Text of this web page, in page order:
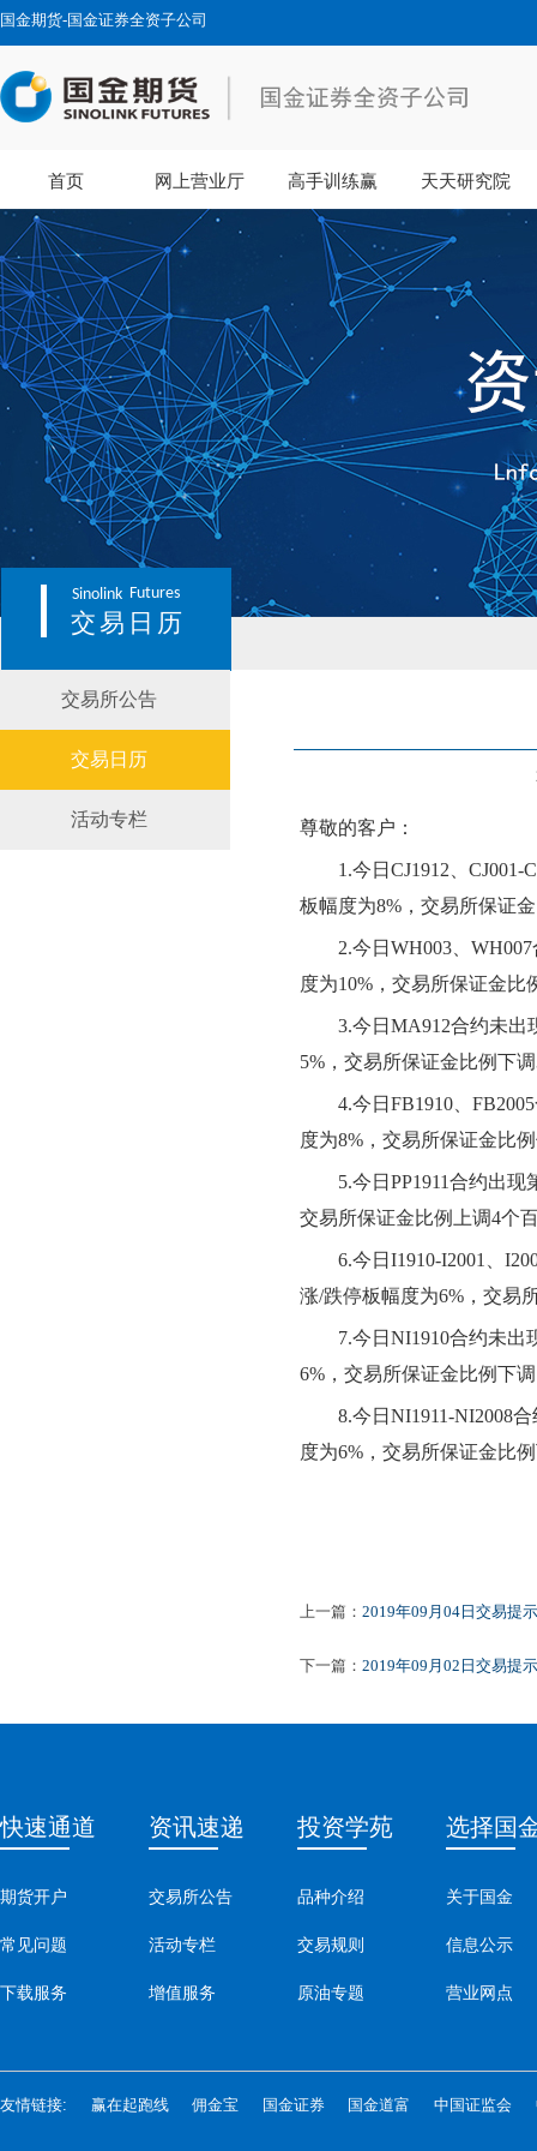
国金期货-国金证券全资子公司
首页 网上营业厅 高手训练赢 天天研究院
Sinolink Futures
交易日历
交易所公告
交易日历
活动专栏 尊敬的客户：
1.今日 CJ1912、CJ001-
板幅度为8%，交易所保证
2.今日 WH003、WH007
度为10%，交易所保证金比
3.今日 MA912合约未出
5%，交易所保证金比例下调
4.今日 FB1910、FB2005
度为8%，交易所保证金比例
5.今日 PP1911合约出现
交易所保证金比例上调4个
6.今日 I1910-I2001、
涨/跌停板幅度为6%，交易
7.今日 NI1910合约未出
6%，交易所保证金比例下调
8.今日 NI1911-NI2008合
度为6%，交易所保证金比例
上一篇： 2019年09月04日交易提示
下一篇： 2019年09月02日交易提示
快速通道
期货开户
常见问题
下载服务
资讯速递
交易所公告
活动专栏
增值服务
投资学苑
品种介绍
交易规则
原油专题
选择国
关于国金
信息公示
营业网点
友情链接: 赢在起跑线 佣金宝 国金证券 国金道富 中国证监会